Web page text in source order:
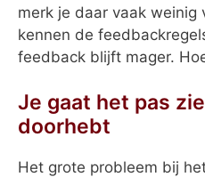
merk je daar vaak weinig
kennen de
feedback blijft mager.
Je gaat het pas
doorhebt
Het grote probleem bij